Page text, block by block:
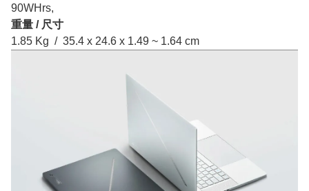
90WHrs,
重量 / 尺寸
1.85 Kg / 35.4 x 24.6 x 1.49 ~ 1.64 cm